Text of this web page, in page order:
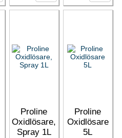
Proline
Oxidlösare,
Spray 1L
Proline
Oxidlösare
5L